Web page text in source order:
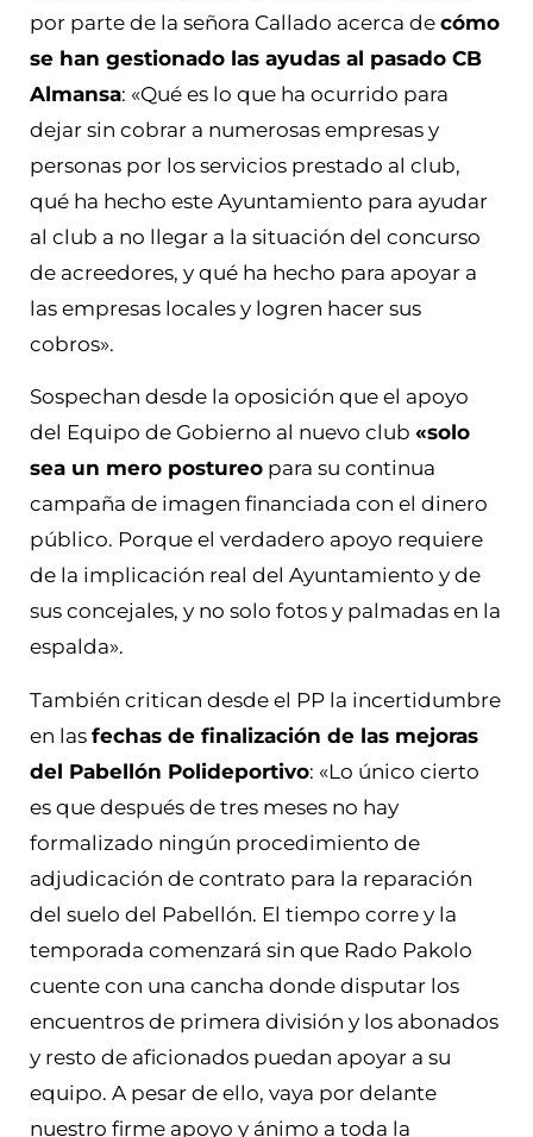
por parte de la señora Callado acerca de cómo
se han gestionado las ayudas al pasado CB
Almansa: «Qué es lo que ha ocurrido para
dejar sin cobrar a numerosas empresas y
personas por los servicios prestado al club,
qué ha hecho este Ayuntamiento para ayudar
al club a no llegar a la situación del concurso
de acreedores, y qué ha hecho para apoyar a
las empresas locales y logren hacer sus
cobros».
Sospechan desde la oposición que el apoyo
del Equipo de Gobierno al nuevo club «solo
sea un mero postureo para su continua
campaña de imagen financiada con el dinero
público. Porque el verdadero apoyo requiere
de la implicación real del Ayuntamiento y de
sus concejales, y no solo fotos y palmadas en la
espalda».
También critican desde el PP la incertidumbre
en las fechas de finalización de las mejoras
del Pabellón Polideportivo: «Lo único cierto
es que después de tres meses no hay
formalizado ningún procedimiento de
adjudicación de contrato para la reparación
del suelo del Pabellón. El tiempo corre y la
temporada comenzará sin que Rado Pakolo
cuente con una cancha donde disputar los
encuentros de primera división y los abonados
y resto de aficionados puedan apoyar a su
equipo. A pesar de ello, vaya por delante
nuestro firme apoyo y ánimo a toda la